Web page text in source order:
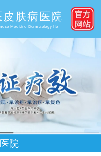
肤病医院
Medicine Dermatology Ho
院